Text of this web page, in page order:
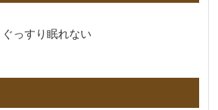
っすり眠れない